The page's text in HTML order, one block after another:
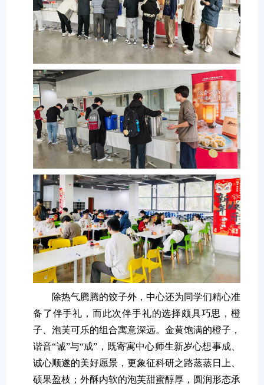
除热气腾腾的饺子外，中心还为同学们精心准
备了伴手礼，而此次伴手礼的选择颇具巧思，橙
子、泡芙可乐的组合寓意深远。金黄饱满的橙子，
谐音“诚”与“成”，既寄寓中心师生新岁心想事成、
诚心顺遂的美好愿景，更象征科研之路蒸蒸日上、
硕果盈枝；外酥内软的泡芙甜蜜醇厚，圆润形态承